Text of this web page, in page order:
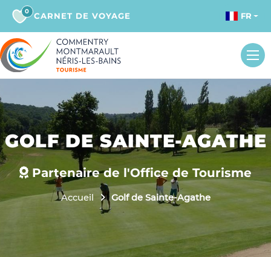
0 CARNET DE VOYAGE FR
GOLF DE SAINTE-AGATHE
Partenaire de l'Office de Tourisme
Accueil Golf de Sainte-Agathe